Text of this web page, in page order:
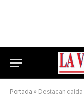
Portada » Destacan caída